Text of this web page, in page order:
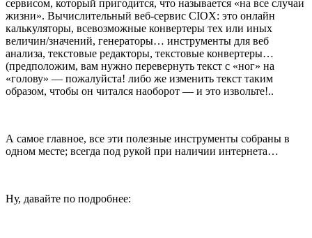
сервисом, который пригодится, что называется «на все случаи
жизни». Вычислительный веб-сервис CIOX: это онлайн
калькуляторы, всевозможные конвертеры тех или иных
величин/значений, генераторы… инструменты для веб
анализа, текстовые редакторы, текстовые конвертеры…
(предположим, вам нужно перевернуть текст с «ног» на
«голову» — пожалуйста! либо же изменить текст таким
образом, чтобы он читался наоборот — и это извольте!..
А самое главное, все эти полезные инструменты собраны в
одном месте; всегда под рукой при наличии интернета…
Ну, давайте по подробнее: